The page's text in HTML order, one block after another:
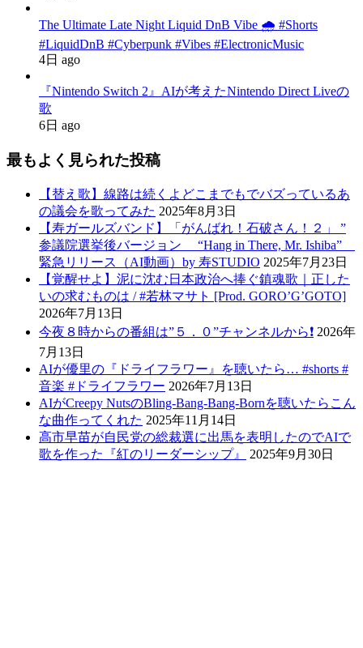
The Ultimate Late Night Liquid DnB Vibe 🌧️ #Shorts
#LiquidDnB #Cyberpunk #Vibes #ElectronicMusic
4日 ago
『Nintendo Switch 2』AIが考えたNintendo Direct Liveの
歌
6日 ago
最もよく見られた投稿
【替え歌】線路は続くよどこまでもでバズっているあ
の議会を歌ってみた 2025年8月3日
【寿ガールズバンド】「がんばれ！石破さん！２」 ”
参議院選挙後バージョン “Hang in There, Mr. Ishiba”
緊急リリース（AI動画）by 寿STUDIO 2025年7月23日
【覚醒せよ】泥に沈む日本政治へ捧ぐ鎮魂歌｜正した
いの求むものは / #若林マサト [Prod. GORO’G’GOTO]
2026年7月13日
今夜８時からの番組は”５．０”チャンネルから❗️ 2026年
7月13日
AIが優里の『ドライフラワー』を聴いたら… #shorts #
音楽 #ドライフラワー 2026年7月13日
AIがCreepy NutsのBling-Bang-Bang-Bornを聴いたらこん
な曲作ってくれた 2025年11月14日
高市早苗が自民党の総裁選に出馬を表明したのでAIで
歌を作った『紅のリーダーシップ』
2025年9月30日